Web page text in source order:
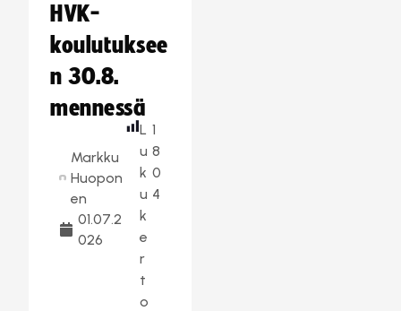
HVK-
koulutuksee
n 30.8.
mennessä
Markku
Huopon
en
01.07.2
026
L
u
k
u
k
e
r
t
o
1
8
0
4